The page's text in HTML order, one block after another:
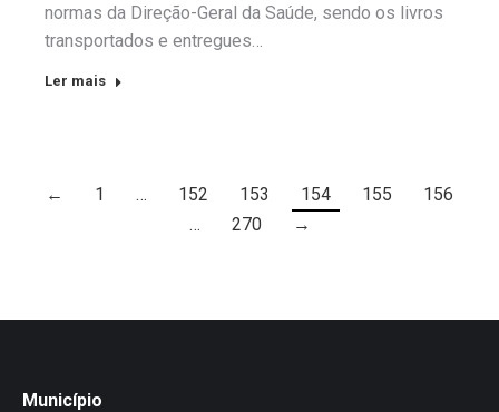
normas da Direção-Geral da Saúde, sendo os livros
transportados e entregues…
Ler mais
← 1 … 152 153 154 155
156
…
270 →
Município